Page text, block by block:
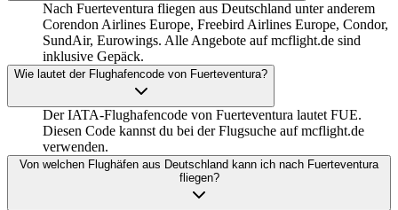
Nach Fuerteventura fliegen aus Deutschland unter anderem
Corendon Airlines Europe, Freebird Airlines Europe, Condor,
SundAir, Eurowings. Alle Angebote auf mcflight.de sind
inklusive Gepäck.
Wie lautet der Flughafencode von Fuerteventura?
Der IATA-Flughafencode von Fuerteventura lautet FUE.
Diesen Code kannst du bei der Flugsuche auf mcflight.de
verwenden.
Von welchen Flughäfen aus Deutschland kann ich nach Fuerteventura
fliegen?